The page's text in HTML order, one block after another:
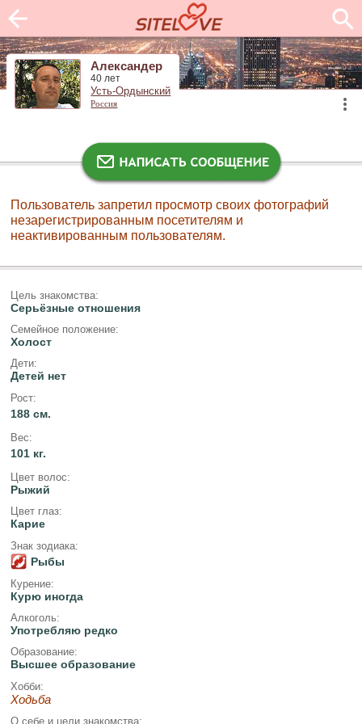
Александер
40 лет
Усть-Ордынский
Россия
Пользователь запретил просмотр своих фотографий
незарегистрированным посетителям и
неактивированным пользователям.
Цель знакомства:
Серьёзные отношения
Семейное положение:
Холост
Дети:
Детей нет
Рост:
188 см.
Вес:
101 кг.
Цвет волос:
Рыжий
Цвет глаз:
Карие
Знак зодиака:
Рыбы
Курение:
Курю иногда
Алкоголь:
Употребляю редко
Образование:
Высшее образование
Хобби:
Ходьба
О себе и цели знакомства: